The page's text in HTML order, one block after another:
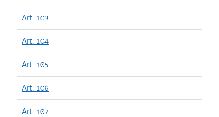
Art. 103
Art. 104
Art. 105
Art. 106
Art. 107